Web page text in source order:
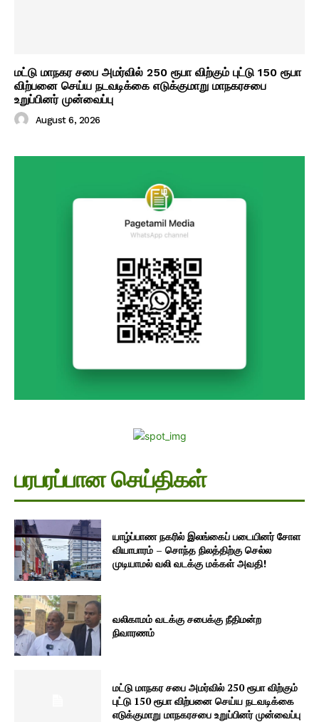
மட்டு மாநகர சபை அமர்வில் 250 ரூபா விற்கும் புட்டு 150 ரூபா
விற்பனை செய்ய நடவடிக்கை எடுக்குமாறு மாநகரசபை
உறுப்பினர் முன்வைப்பு
August 6, 2026
பரபரப்பான செய்திகள்
யாழ்ப்பாண நகரில் இலங்கைப் படையினர் சோள
வியாபாரம் – சொந்த நிலத்திற்கு செல்ல
முடியாமல் வலி வடக்கு மக்கள் அவதி!
வலிகாமம் வடக்கு சபைக்கு நீதிமன்ற
நிவாரணம்
மட்டு மாநகர சபை அமர்வில் 250 ரூபா விற்கும்
புட்டு 150 ரூபா விற்பனை செய்ய நடவடிக்கை
எடுக்குமாறு மாநகரசபை உறுப்பினர் முன்வைப்பு